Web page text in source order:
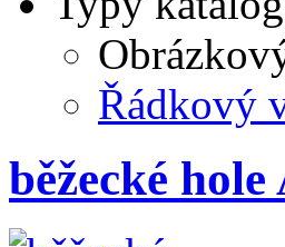
Řádkový
běžecké